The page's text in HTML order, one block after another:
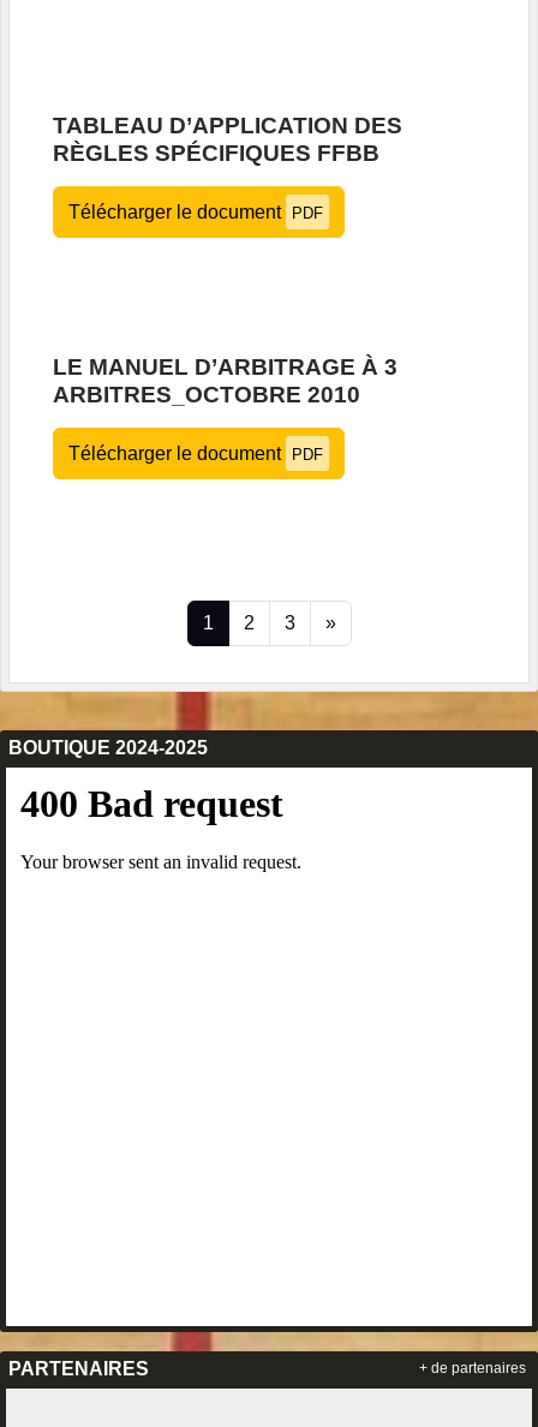
TABLEAU D’APPLICATION DES
RÈGLES SPÉCIFIQUES FFBB
Télécharger le document PDF
LE MANUEL D’ARBITRAGE À 3
ARBITRES_OCTOBRE 2010
Télécharger le document PDF
1 2 3 »
BOUTIQUE 2024-2025
PARTENAIRES + de partenaires